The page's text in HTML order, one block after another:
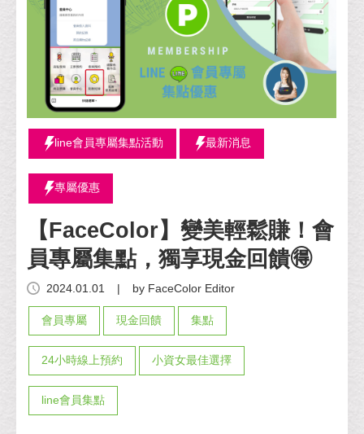
line會員專屬集點活動 最新消息
專屬優惠
【FaceColor】變美輕鬆賺！會
員專屬集點，獨享現金回饋🉐
2024.01.01 | by FaceColor Editor
會員專屬 現金回饋 集點
24小時線上預約 小資女最佳選擇
line會員集點